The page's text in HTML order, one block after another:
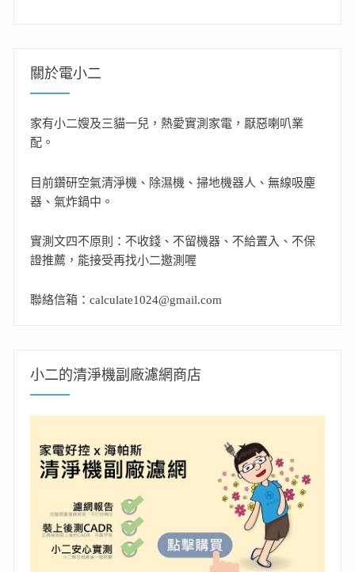
關於電小二
家有小二嫂及三貓一兒，熱愛實測家電，厭惡喇叭業
配。
目前鑽研空氣清淨機、除濕機、掃地機器人、無線吸塵
器、氣炸鍋中。
實測文四不原則：不收錢、不留機器、不給置入、不保
證推薦，能接受再找小二邀測喔
聯絡信箱：calculate1024@gmail.com
小二的清淨機副廠濾網商店